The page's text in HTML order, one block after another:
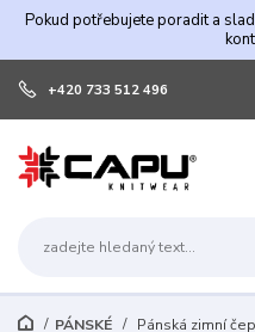
Pokud potřebujete poradit a
+420 733 512 496
PÁNSKÉ Pánská zimní